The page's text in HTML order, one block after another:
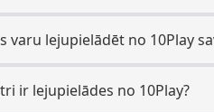
varu lejupielādēt no 10Play
ir lejupielādes no 10Play?